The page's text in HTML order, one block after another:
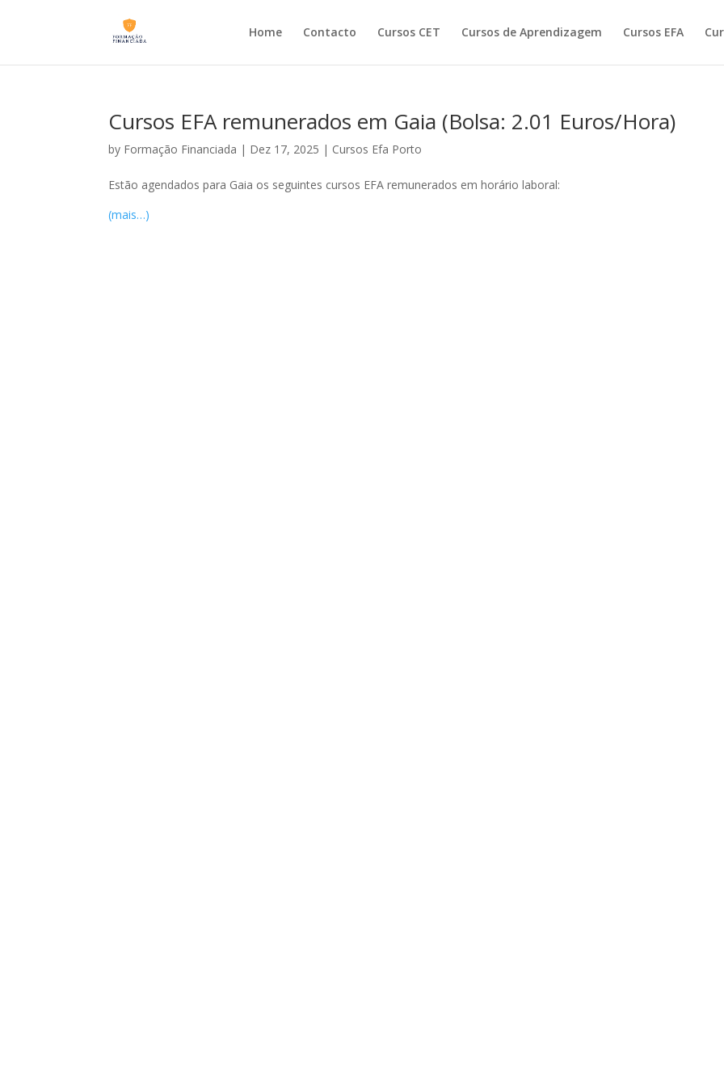
Home Contacto Cursos CET Cursos de Aprendizagem Cursos EFA
Cursos EFA remunerados em Gaia (Bolsa: 2.01 Euros/Hora)
by Formação Financiada | Dez 17, 2025 | Cursos Efa Porto
Estão agendados para Gaia os seguintes cursos EFA remunerados em horário laboral:
(mais…)